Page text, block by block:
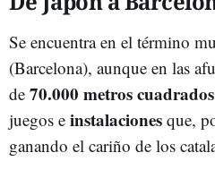
Se encuentra en el término
(Barcelona), aunque en las
de 70.000 metros cuadrados
juegos e instalaciones que,
ganando el cariño de los